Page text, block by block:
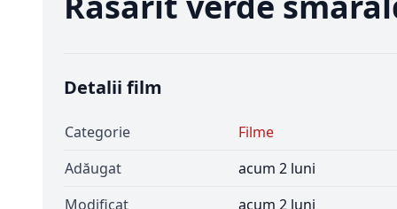
Detalii film
Categorie
Filme
Adăugat
acum 2 luni
Modificat
acum 2 luni